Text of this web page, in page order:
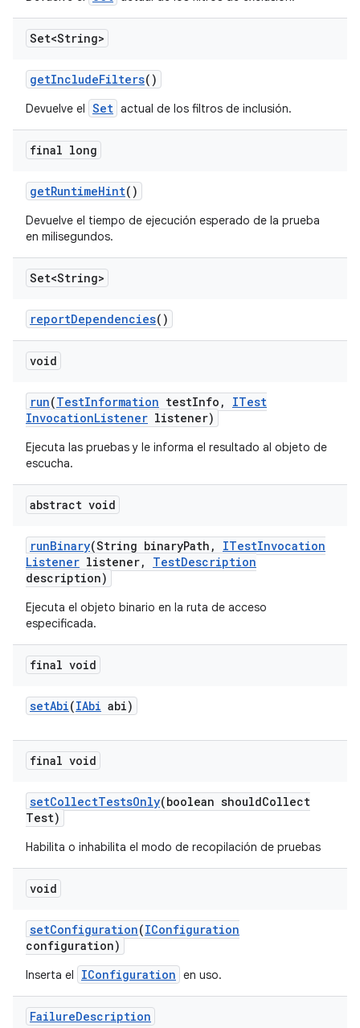
Set<String>
getIncludeFilters()
Devuelve el Set actual de los filtros de inclusión.
final long
getRuntimeHint()
Devuelve el tiempo de ejecución esperado de la prueba
en milisegundos.
Set<String>
reportDependencies()
void
run(TestInformation testInfo ,
ITest
InvocationListener listener)
Ejecuta las pruebas y le informa el resultado al objeto de
escucha.
abstract void
runBinary(String binaryPath , ITestInvocation
Listener listener, TestDescription
description)
Ejecuta el objeto binario en la ruta de acceso
especificada.
final void
setAbi(IAbi abi)
final void
setCollectTestsOnly(boolean shouldCollect
Test)
Habilita o inhabilita el modo de recopilación de pruebas
void
setConfiguration(IConfiguration
configuration)
Inserta el IConfiguration en uso.
FailureDescription